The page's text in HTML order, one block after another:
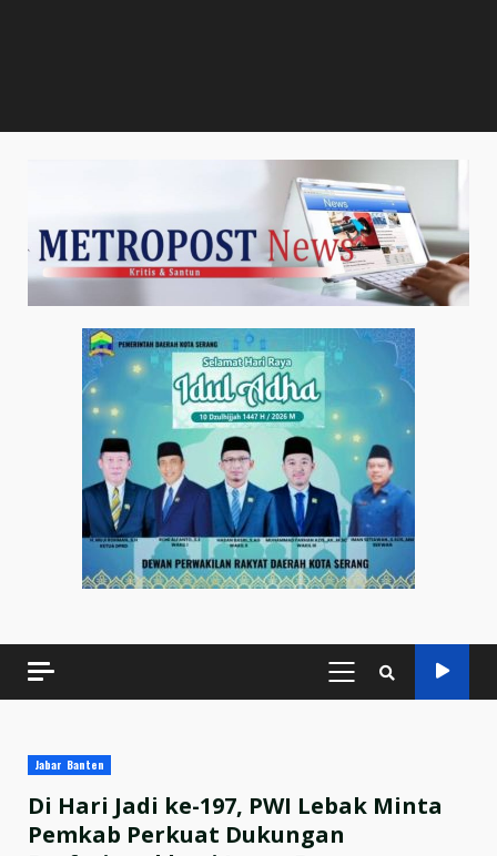
PRIMARY
MENU
Jabar Banten
Di Hari Jadi ke-197, PWI Lebak Minta
Pemkab Perkuat Dukungan